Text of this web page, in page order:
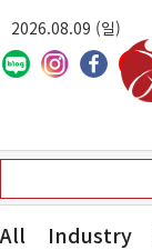
2026.08.09 (일)
All Industry